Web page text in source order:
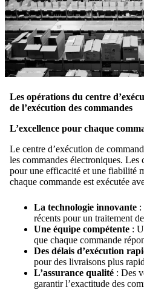
Les opérations du centre
de l’exécution des commandes
L’excellence pour chaque
Le centre d’exécution de
les commandes électroniques. Les
pour une efficacité et une fiabilité
chaque commande est exécutée
La technologie innovante :
récents pour un traitement
Une équipe compétente :
que chaque commande
Des délais d’exécution
pour des livraisons plus
L’assurance qualité : Des
garantir l’exactitude des